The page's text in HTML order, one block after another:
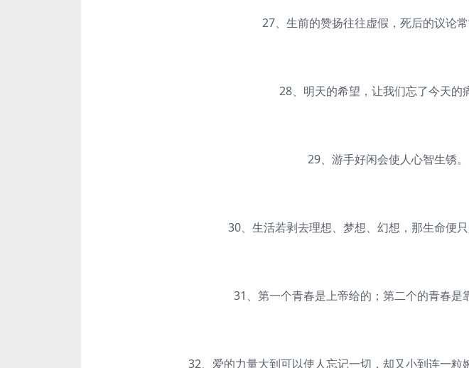
27、生前的赞扬往往虚假，死后的议论常
28、明天的希望，让我们忘了今天的痛
29、游手好闲会使人心智生锈。
30、生活若剥去理想、梦想、幻想，那生命便只
31、第一个青春是上帝给的；第二个的青春是靠
32、爱的力量大到可以使人忘记一切，却又小到连一粒